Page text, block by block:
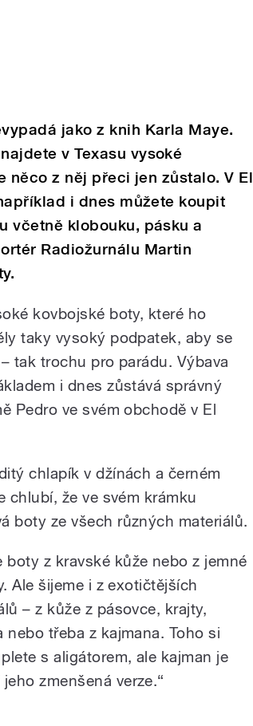
jako z knih Karla Maye.
v Texasu vysoké
něco z něj přeci jen zůstalo. V El
i dnes můžete koupit
včetně klobouku, pásku a
Radiožurnálu Martin
kovbojské boty, které ho
taky vysoký podpatek, aby se
tak trochu pro parádu. Výbava
i dnes zůstává správný
Pedro ve svém obchodě v El
chlapík v džínách a černém
chlubí, že ve svém krámku
boty ze všech různých materiálů.
boty z kravské kůže nebo z jemné
Ale šijeme i z exotičtějších
– z kůže z pásovce, krajty,
nebo třeba z kajmana. Toho si
s aligátorem, ale kajman je
zmenšená verze.“